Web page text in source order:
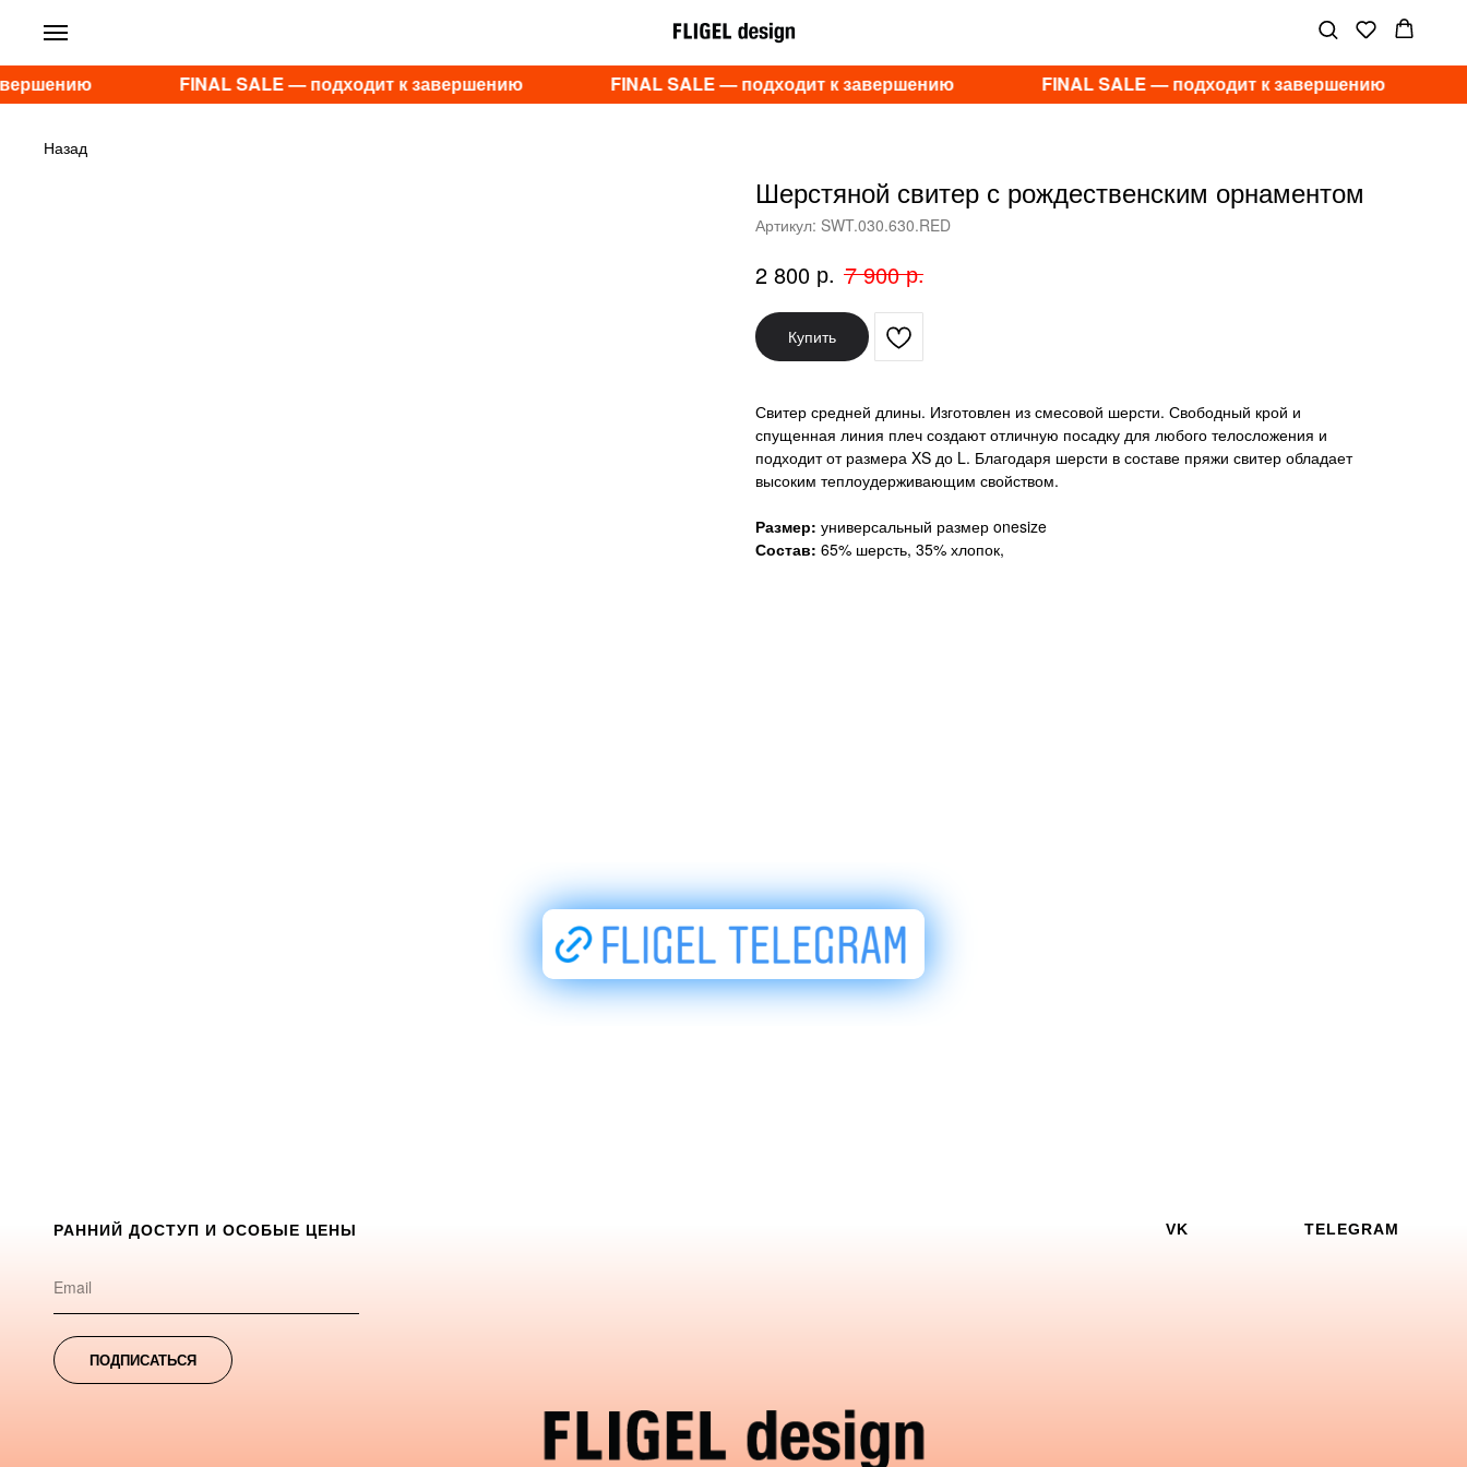
FINAL SALE — подходит к завершению FINAL SALE — подходит к завершению FINAL SALE — подходит к завершению
Назад
Шерстяной свитер с рождественским орнаментом
Артикул: SWT.030.630.RED
2 800 р. 7 900 р.
Купить
Свитер средней длины. Изготовлен из смесовой шерсти. Свободный крой и
спущенная линия плеч создают отличную посадку для любого телосложения и
подходит от размера XS до L. Благодаря шерсти в составе пряжи свитер обладает
высоким теплоудерживающим свойством.
Размер: универсальный размер onesize
Состав: 65% шерсть, 35% хлопок,
TELEGRAM
VK
ПОДПИСАТЬСЯ
РАННИЙ ДОСТУП И ОСОБЫЕ ЦЕНЫ